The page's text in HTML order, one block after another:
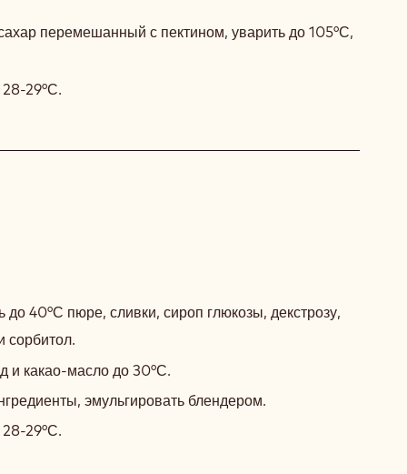
перемешанный с пектином, уварить до 105°С,
28-29°С.
до 40°С пюре, сливки, сироп глюкозы, декстрозу,
сорбитол.
и какао-масло до 30°С.
эмульгировать блендером.
28-29°С.